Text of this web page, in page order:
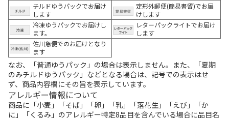
チルドゆうパックでお届け
します
定形外郵便(簡易書留)でお届
けします
冷凍ゆうパックでお届けし
ます。
レターパックライトでお届け
します
佐川急便でのお届けとなり
ます
なお、「普通ゆうパック」の場合は表示しません。また、「夏期
のみチルドゆうパック」などとなる場合は、記号での表示はせ
ず、商品内容欄にその旨を表示しています。
アレルギー情報について
商品に「小麦」「そば」「卵」「乳」「落花生」「えび」「か
に」「くるみ」のアレルギー特定8品目を含んでいる場合に品目名